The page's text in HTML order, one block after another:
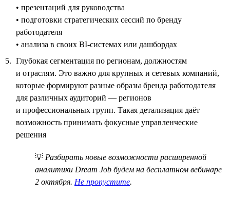
• презентаций для руководства
• подготовки стратегических сессий по бренду
работодателя
• анализа в своих BI-системах или дашбордах
Глубокая сегментация по регионам, должностям
и отраслям. Это важно для крупных и сетевых компаний,
которые формируют разные образы бренда работодателя
для различных аудиторий — регионов
и профессиональных групп. Такая детализация даёт
возможность принимать фокусные управленческие
решения
💡 Разбирать новые возможности расширенной
аналитики Dream Job будем на бесплатном вебинаре
2 октября. Не пропустите.